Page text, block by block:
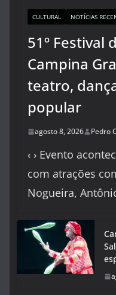
CULTURAL NOTÍCIAS
51º Festival
Campina
teatro,
popular
agosto 8, 2026 Pedro
‹ › Evento
com atrações
Nogueira,